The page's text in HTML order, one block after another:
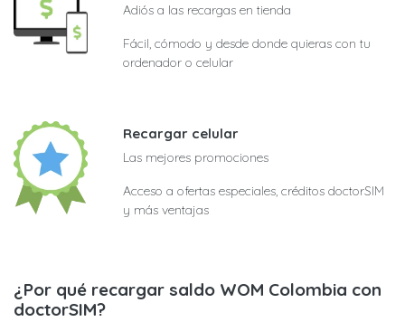
Adiós a las recargas en tienda
Fácil, cómodo y desde donde quieras con tu
ordenador o celular
Recargar celular
Las mejores promociones
Acceso a ofertas especiales, créditos doctorSIM
y más ventajas
¿Por qué recargar saldo WOM Colombia con
doctorSIM?